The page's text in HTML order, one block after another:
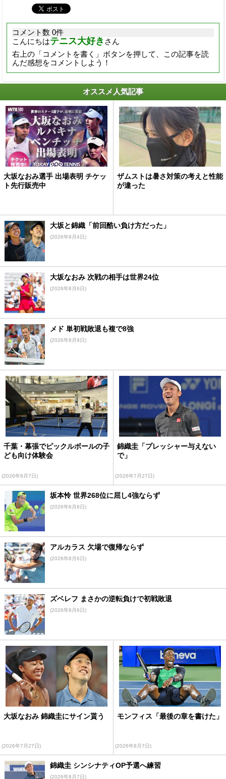
コメント数 0件
こんにちはテニス大好き さん
右上の「コメントを書く」ボタンを押して、この記事を読
んだ感想をコメントしよう！
オススメ人気記事
大坂なおみ選手 出場表明 チケッ
ト先行販売中
ザムストは暑さ対策の考えと性能
が違った
大坂と錦織「前回酷い負け方だった」
(2026年8月4日)
大坂なおみ 次戦の相手は世界24位
(2026年8月6日)
メド 単初戦敗退も複で8強
(2026年8月9日)
千葉・幕張でピックルボールの子
ども向け体験会
(2026年8月7日)
錦織圭「プレッシャー与えない
で」
(2026年7月27日)
坂本怜 世界268位に屈し4強ならず
(2026年8月8日)
アルカラス 欠場で復帰ならず
(2026年8月6日)
ズベレフ まさかの逆転負けで初戦敗退
(2026年8月6日)
大坂なおみ 錦織圭にサイン貰う
(2026年7月27日)
モンフィス「最後の章を書けた」
(2026年8月7日)
錦織圭 シンシナティOP予選へ練習
(2026年8月7日)